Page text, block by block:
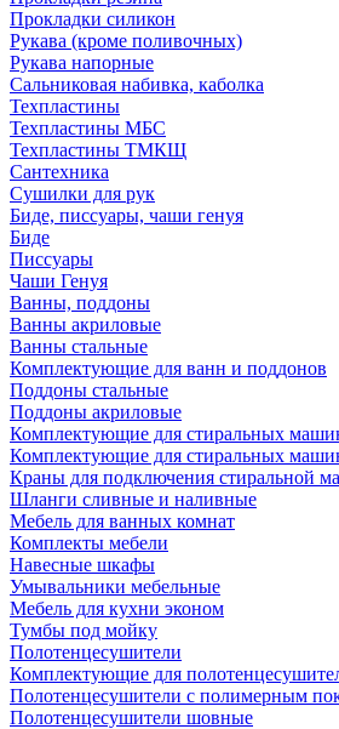
Прокладки силикон
Рукава (кроме поливочных)
Рукава напорные
Сальниковая набивка, каболка
Техпластины
Техпластины МБС
Техпластины ТМКЩ
Сантехника
Сушилки для рук
Биде, писсуары, чаши генуя
Биде
Писсуары
Чаши Генуя
Ванны, поддоны
Ванны акриловые
Ванны стальные
Комплектующие для ванн и поддонов
Поддоны стальные
Поддоны акриловые
Комплектующие для стиральных
Комплектующие для стиральных
Краны для подключения стиральной
Шланги сливные и наливные
Мебель для ванных комнат
Комплекты мебели
Навесные шкафы
Умывальники мебельные
Мебель для кухни эконом
Тумбы под мойку
Полотенцесушители
Комплектующие для
Полотенцесушители с полимерным
Полотенцесушители шовные